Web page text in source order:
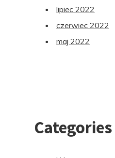
lipiec 2022
czerwiec 2022
maj 2022
Categories